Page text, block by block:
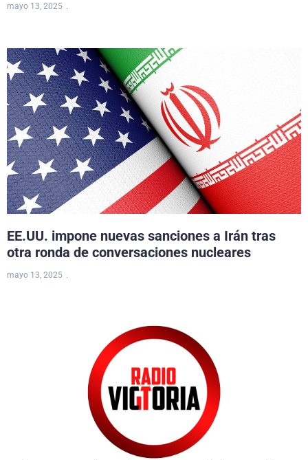
mayo 13, 2025
EE.UU. impone nuevas sanciones a Irán tras
otra ronda de conversaciones nucleares
mayo 13, 2025